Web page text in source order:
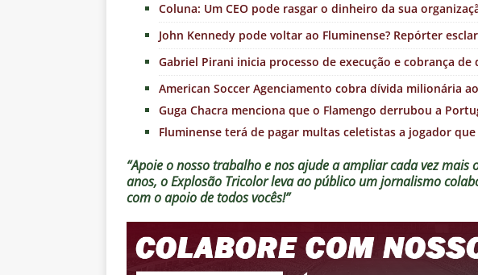
Coluna: Um CEO pode rasgar o dinheiro da sua
John Kennedy pode voltar ao Fluminense? Repórter
Gabriel Pirani inicia processo de execução e cobrança de
American Soccer Agenciamento cobra dívida milionária
Guga Chacra menciona que o Flamengo derrubou a
Fluminense terá de pagar multas celetistas a jogador
“Apoie o nosso trabalho e nos ajude a ampliar cada vez mais
anos, o Explosão Tricolor leva ao público um jornalismo
com o apoio de todos vocês!”